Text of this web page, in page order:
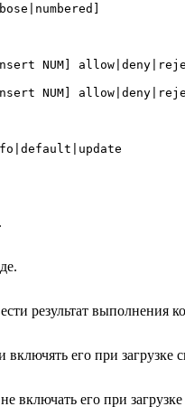
NUM]
NUM]
результат выполнения
включять его при загрузке
включать его при